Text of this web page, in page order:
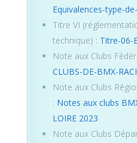
Equivalences-type-
Titre VI
technique) : Titre-06-
Note aux Clubs
CLUBS-DE-BMX-
Note aux Clubs
: Notes aux clubs
LOIRE 2023
Note aux Clubs